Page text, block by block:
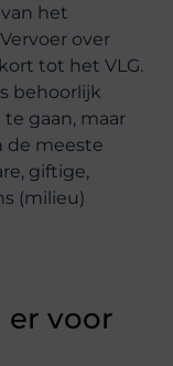
het
over
tot het VLG.
behoorlijk
gaan, maar
de meeste
giftige,
(milieu)
er voor